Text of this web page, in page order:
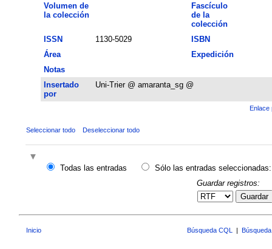
Volumen de
la colección
Fascículo
de la
colección
ISSN
1130-5029
ISBN
Área
Expedición
Notas
Insertado
por
Uni-Trier @ amaranta_sg @
Enlace
Seleccionar todo Deseleccionar todo
Todas las entradas
Sólo las entradas seleccionadas:
Guardar registros:
Guardar
Inicio Búsqueda CQL